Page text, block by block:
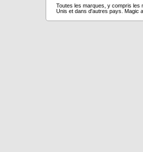
Toutes les marques, y compris les
Unis et dans d'autres pays. Magic